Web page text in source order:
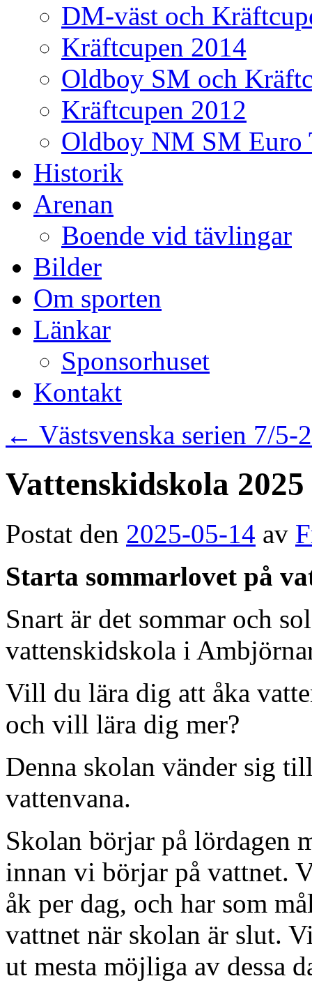
DM-väst och
Kräftcupen 2014
Oldboy SM och
Kräftcupen 2012
Oldboy NM SM Euro
Historik
Arenan
Boende vid tävlingar
Bilder
Om sporten
Länkar
Sponsorhuset
Kontakt
← Västsvenska serien 7/5-
Vattenskidskola 2025
Postat den 2025-05-14 av
Starta sommarlovet på
Snart är det sommar och
vattenskidskola i
Vill du lära dig att åka
och vill lära dig mer?
Denna skolan vänder sig
vattenvana.
Skolan börjar på lördagen
innan vi börjar på vattnet.
åk per dag, och har som
vattnet när skolan är slut.
ut mesta möjliga av dessa